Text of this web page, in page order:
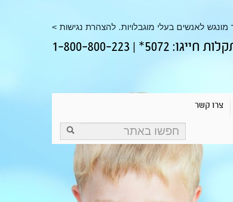
לאנשים בעלי מוגבלויות. להצהרת נגישות >
| 1-800-800-223
צרו קשר